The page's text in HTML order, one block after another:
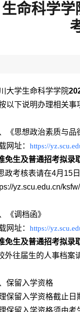
生命科学
大学生命科学学院
以下说明办理相关事
《思想政治素质与品
网址： https://
免生及普通招考拟录
政考核表请在4月 15
yz.scu.edu.cn/
《调档函》
网址： https://
免生及普通招考拟录
外往届生的人事档案
保留入学资格
保留入学资格截止日
保留入学资格须由考